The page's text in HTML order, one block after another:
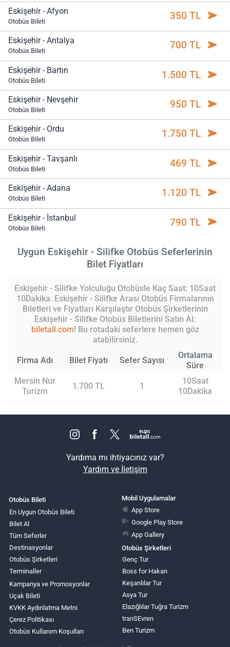
Eskişehir - Afyon
Otobüs Bileti 350 TL
Eskişehir - Antalya
Otobüs Bileti 700 TL
Eskişehir - Bartın
Otobüs Bileti 1.500 TL
Eskişehir - Nevşehir
Otobüs Bileti 950 TL
Eskişehir - Ordu
Otobüs Bileti 1.750 TL
Eskişehir - Tavşanlı
Otobüs Bileti 469 TL
Eskişehir - Adana
Otobüs Bileti 1.120 TL
Eskişehir - İstanbul
Otobüs Bileti 790 TL
Uygun Eskişehir - Silifke Otobüs Seferlerinin
Bilet Fiyatları
Eskişehir - Silifke Yolculuğu Otobüsle Kaç Saat: 10Saat
10Dakika. Eskişehir - Silifke Arası Otobüs Firmalarının
Biletleri ve Fiyatları Karşılaştır Otobüs Şirketlerinin
Eskişehir - Silifke Otobüs Biletlerini Satın Al:
biletall.com! Bu rotadaki seferlere hemen göz
atabilirsiniz.
Firma Adı Bilet Fiyatı Sefer Sayısı
Ortalama
Süre
Mersin Nur
Turizm
1.700 TL 1
10Saat
10Dakika
Yardıma mı ihtiyacınız var?
Yardım ve İletişim
Otobüs Bileti
En Uygun Otobüs Bileti
Bilet Al
Tüm Seferler
Destinasyonlar
Otobüs Şirketleri
Terminaller
Kampanya ve Promosyonlar
Uçak Bileti
KVKK Aydınlatma Metni
Çerez Politikası
Otobüs Kullanım Koşulları
Mobil Uygulamalar
App Store
Google Play Store
App Gallery
Otobüs Şirketleri
Genç Tur
Boss for Hakan
Keşanlılar Tur
Asya Tur
Elazığlılar Tuğra Turizm
tranSEvren
Ben Turizm